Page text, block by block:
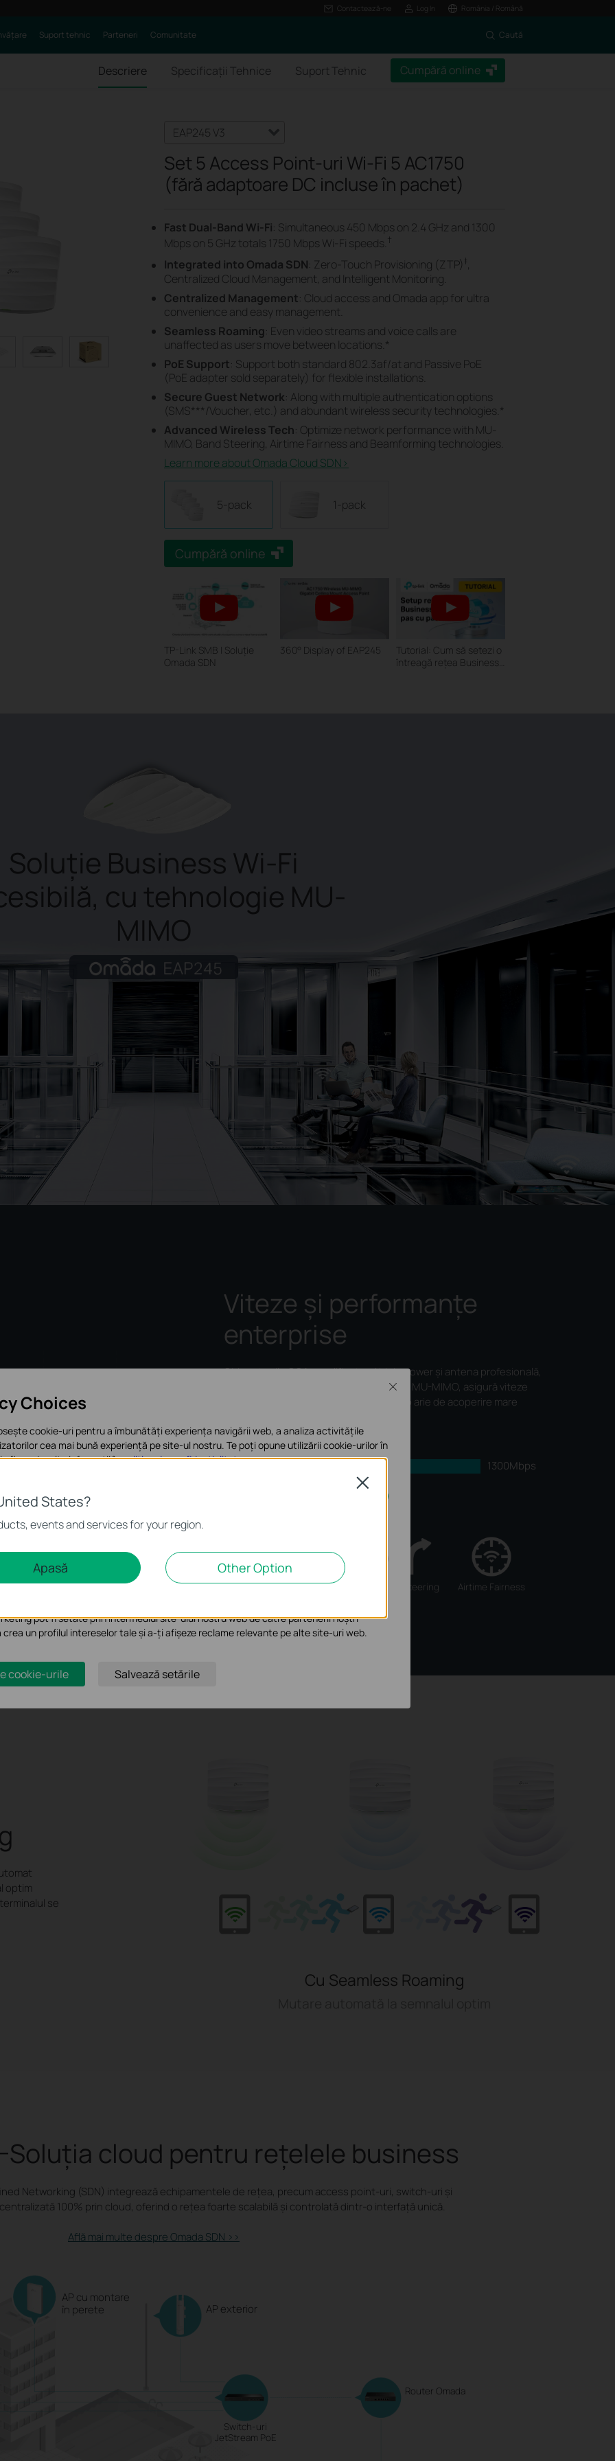
Contactează-ne Log In România / Română
Suport tehnic Parteneri Comunitate Caută
Descriere Specificaţii Tehnice Suport Tehnic Cumpără online
EAP245 V3
Set 5 Access Point-uri Wi-Fi 5 AC1750
(fără adaptoare DC incluse în pachet)
Fast Dual-Band Wi-Fi: Simultaneous 450 Mbps on 2.4 GHz and 1300
Mbps on 5 GHz totals 1750 Mbps Wi-Fi speeds. †
Integrated into Omada SDN: Zero-Touch Provisioning (ZTP) ‡,
Centralized Cloud Management, and Intelligent Monitoring.
Centralized Management: Cloud access and Omada app for ultra
convenience and easy management.
Seamless Roaming: Even video streams and voice calls are
unaffected as users move between locations. *
PoE Support: Support both standard 802.3af/at and Passive PoE
(PoE adapter sold separately) for flexible installations.
Secure Guest Network: Along with multiple authentication options
(SMS***/Voucher, etc.) and abundant wireless security technologies. *
Advanced Wireless Tech: Optimize network performance with MU-
MIMO, Band Steering, Airtime Fairness and Beamforming technologies.
Learn more about Omada Cloud SDN>​
5-pack 1-pack
Cumpără online
TP-Link SMB | Soluție
Omada SDN
360° Display of EAP245
Tutorial: Cum să setezi o
întreagă rețea Business,
Soluție Business Wi-Fi
cu tehnologie MU-
MIMO
Omada EAP245
Viteze și performanțe
enterprise
Chipset-urile QCA, amplificatorul high-power și antena profesională,
împreună cu tehnologia 802.11ac Wave 2 MU-MIMO, asigură viteze
Wi-Fi cumulate de până la 1750 Mbps și o arie de acoperire mare
1300Mbps
450Mbps
MU-MIMO Beamforming Band Steering Airtime Fairness
optim
se
Cu Seamless Roaming
cloud pentru rețelele business
Networking (SDN) integrează echipamentele de rețea, precum access point-uri, switch-uri și
100% prin cloud, oferind o rețea foarte scalabilă și controlată dintr-o interfață unică.
Află mai multe despre Omada SDN >>
AP cu montare
în perete
AP exterior
Switch-uri
JetStream PoE
Router Omada
States?
events and services for your region.
Apasă Other Option
Close
Choices
cookie-uri pentru a îmbunătăți experiența navigării web, a analiza activitățile
cea mai bună experiență pe site-ul nostru. Te poți opune utilizării cookie-urilor în
afla mai multe informații înpolitica de confidențialitate.
bază
necesare pentru funcționarea site-ului web și nu pot fi dezactivate în sistemele tale
analiză și marketing
ne permit să analizăm activitățile tale de pe site-ul nostru web a îmbunătăți și ajusta
pot fi setate prin intermediul site-ului nostru web de către partenerii noștri
un profilul intereselor tale și a-ți afișeze reclame relevante pe alte site-uri web.
cookie-urile Salvează setările
Close